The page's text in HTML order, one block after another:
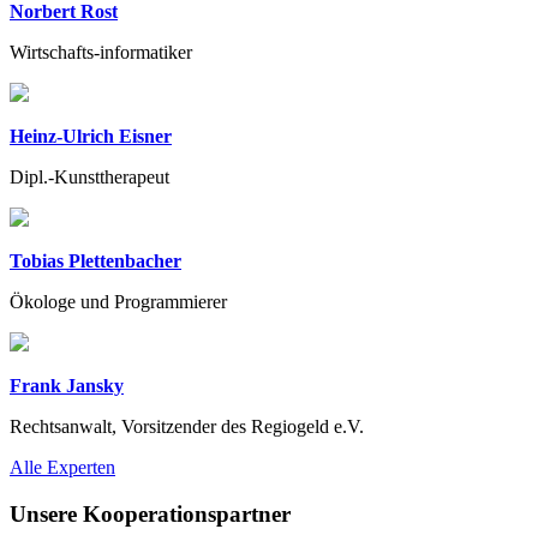
Norbert Rost
Wirtschafts-informatiker
Heinz-Ulrich Eisner
Dipl.-Kunsttherapeut
Tobias Plettenbacher
Ökologe und Programmierer
Frank Jansky
Rechtsanwalt, Vorsitzender des Regiogeld e.V.
Previous
Next
Alle Experten
Unsere Kooperationspartner